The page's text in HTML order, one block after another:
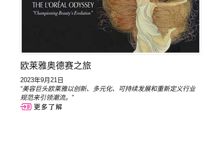
欧莱雅奥德赛之旅
2023年9月21日
“美容巨头欧莱雅以创新、多元化、可持续发展和重新定义行业
规范来引领潮流。”